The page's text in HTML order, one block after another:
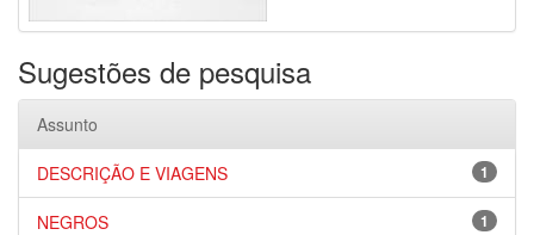
Sugestões de pesquisa
Assunto
1
DESCRIÇÃO E VIAGENS
1
NEGROS